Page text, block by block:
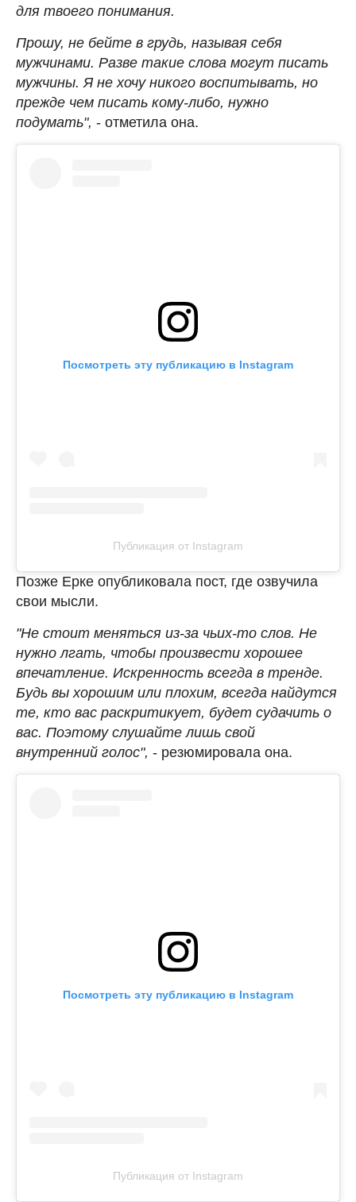
для твоего понимания.
Прошу, не бейте в грудь, называя себя
мужчинами. Разве такие слова могут писать
мужчины. Я не хочу никого воспитывать, но
прежде чем писать кому-либо, нужно
подумать", - отметила она.
Посмотреть эту публикацию в Instagram
Публикация от Instagram
Позже Ерке опубликовала пост, где озвучила
свои мысли.
"Не стоит меняться из-за чьих-то слов. Не
нужно лгать, чтобы произвести хорошее
впечатление. Искренность всегда в тренде.
Будь вы хорошим или плохим, всегда найдутся
те, кто вас раскритикует, будет судачить о
вас. Поэтому слушайте лишь свой
внутренний голос", - резюмировала она.
Посмотреть эту публикацию в Instagram
Публикация от Instagram